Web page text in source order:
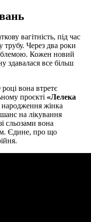
вагітність, під час
трубу. Через два роки
Кожен новий
здавалася все більш
вона втретє
проєкті «Лелека
жінка
на лікування
сльозами вона
Єдине, про що